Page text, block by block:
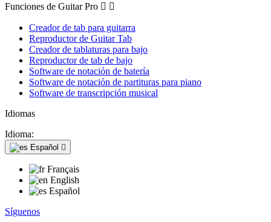
Funciones de Guitar Pro  
Creador de tab para guitarra
Reproductor de Guitar Tab
Creador de tablaturas para bajo
Reproductor de tab de bajo
Software de notación de batería
Software de notación de partituras para piano
Software de transcripción musical
Idiomas
Idioma:
Español 
Français
English
Español
Síguenos